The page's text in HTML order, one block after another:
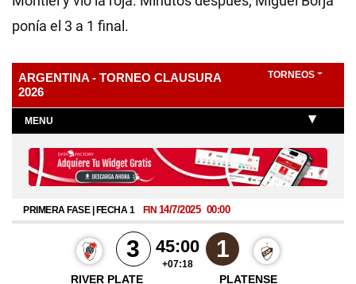
ponía el 3 a 1 final.